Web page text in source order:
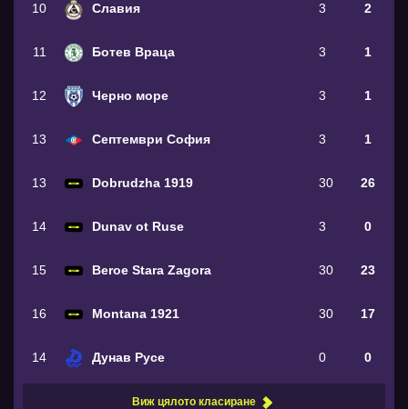
10 Славия 3 2
11 Ботев Враца 3 1
12 Черно море 3 1
13 Септември София 3 1
13 Dobrudzha 1919 30 26
14 Dunav ot Ruse 3 0
15 Beroe Stara Zagora 30 23
16 Montana 1921 30 17
14 Дунав Русе 0 0
Виж цялото класиране